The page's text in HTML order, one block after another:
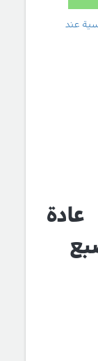
عند